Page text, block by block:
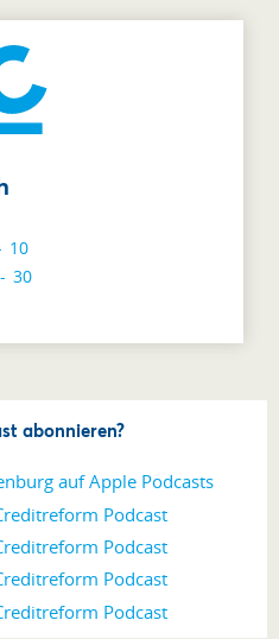
10
30
abonnieren?